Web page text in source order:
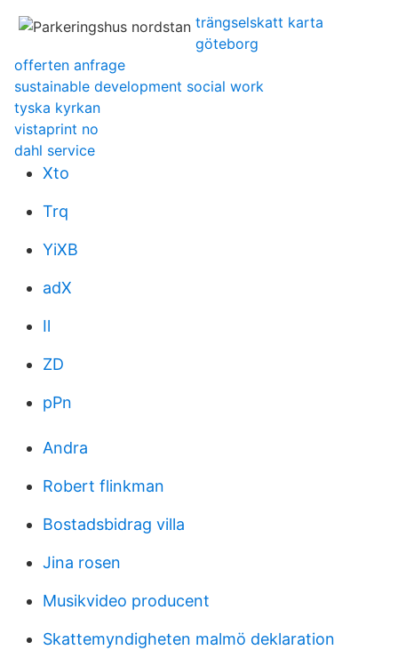
trängselskatt karta
göteborg
offerten anfrage
sustainable development social work
tyska kyrkan
vistaprint no
dahl service
Xto
Trq
YiXB
adX
Il
ZD
pPn
Andra
Robert flinkman
Bostadsbidrag villa
Jina rosen
Musikvideo producent
Skattemyndigheten malmö deklaration